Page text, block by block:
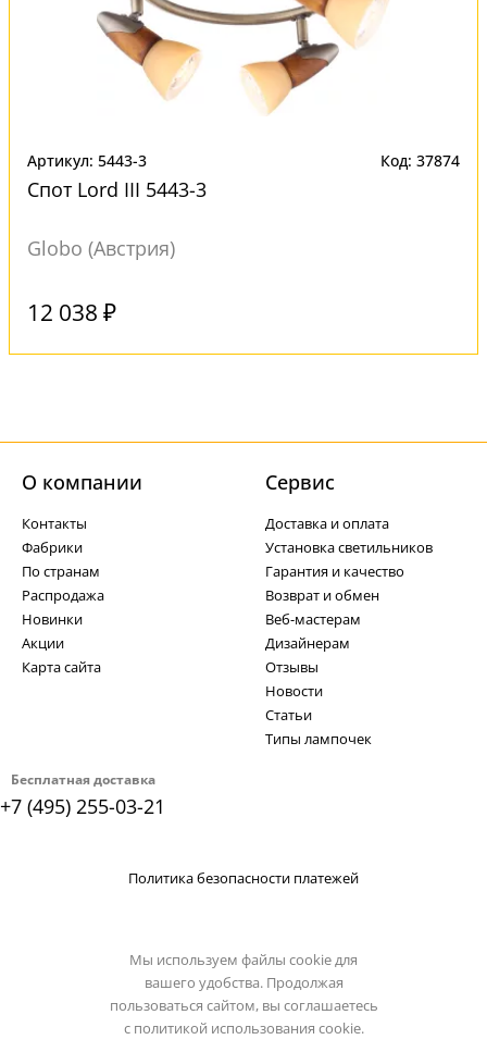
Артикул: 5443-3 Код: 37874
Спот Lord III 5443-3
Globo (Австрия)
12 038 ₽
Бесплатная доставка
+7 (495) 255-03-21
О компании
Контакты
Фабрики
По странам
Распродажа
Новинки
Акции
Карта сайта
Cервис
Доставка и оплата
Установка светильников
Гарантия и качество
Возврат и обмен
Веб-мастерам
Дизайнерам
Отзывы
Новости
Статьи
Типы лампочек
Политика безопасности платежей
Мы используем файлы cookie для
вашего удобства. Продолжая
пользоваться сайтом, вы соглашаетесь
с политикой использования cookie.